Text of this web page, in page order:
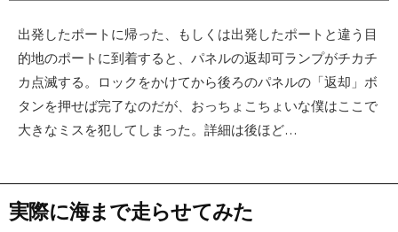
出発したポートに帰った、もしくは出発したポートと違う目
的地のポートに到着すると、パネルの返却可ランプがチカチ
カ点滅する。ロックをかけてから後ろのパネルの「返却」ボ
タンを押せば完了なのだが、おっちょこちょいな僕はここで
大きなミスを犯してしまった。詳細は後ほど…
実際に海まで走らせてみた